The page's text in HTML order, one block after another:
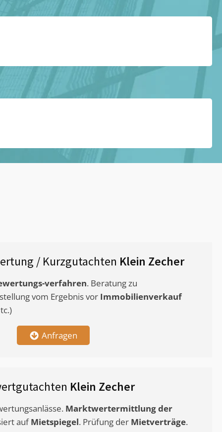
/ Kurzgutachten Klein Zecher
verfahren. Beratung zu
vom Ergebnis vor Immobilienverkauf
Anfragen
Klein Zecher
Marktwertermittlungder
aufMietspiegel. Prüfung der Mietverträge.